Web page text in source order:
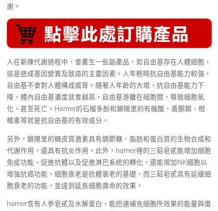
謝。
人在新陳代謝過程中，會產生一些副產品，如自由基存在人體細胞，
這是造成基因變異及致癌的主要因素。人年輕時抗自由基能力較強，
自由基不會對人體構成威脅。隨著人年齡的大增，抗自由基能力下
降，體內自由基濃度就會越高，自由基游離在細胞間，導致細胞氧
化，甚至死亡。Hamer的石榴多酚和鎖陽里的有機酸、黃酮類、柑
橘素等就是抗自由基的有效成分。
另外，鎖陽里的糖皮質激素具有調節糖、脂肪和蛋白質的生物合成和
代謝作用，還具有抗炎作用。此外，hamer裡的三萜皂甙能增加細胞
免疫功能，促進抗體以及促進淋巴系統的轉化。還能增加NK細胞以
增強抗癌功能。細胞衰老是抗體衰老的基礎，而三萜皂甙具有延緩細
胞衰老的功能，並達到延長細胞壽命的效果。
hamer含有人參皂甙及水解蛋白，能迅速補充細胞所效果的能量與蛋